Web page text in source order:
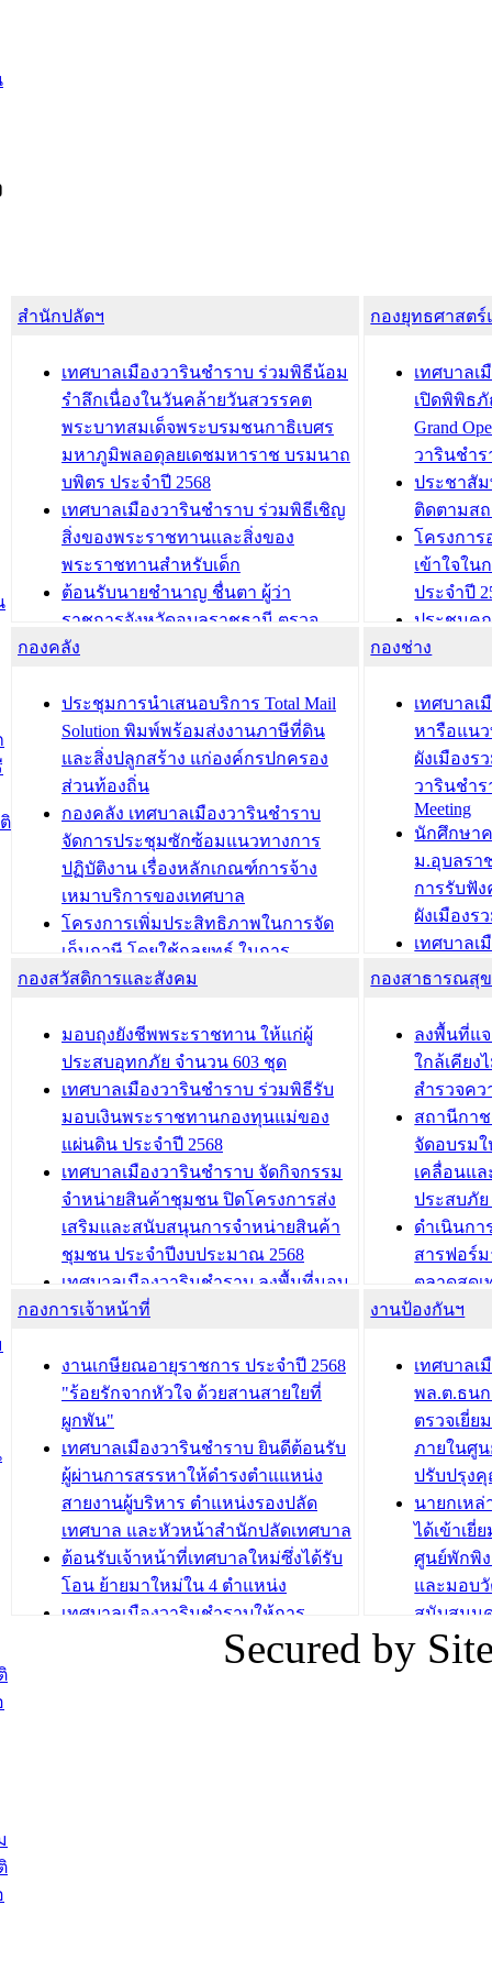
สำนักปลัดฯ
เทศบาลเมืองวารินชำราบ ร่วมพิธีน้อม
รำลึกเนื่องในวันคล้ายวันสวรรคต
พระบาทสมเด็จพระบรมชนกาธิเบศร
มหาภูมิพลอดุลยเดชมหาราช บรมนาถ
บพิตร ประจำปี 2568
เทศบาลเมืองวารินชำราบ ร่วมพิธีเชิญ
สิ่งของพระราชทานและสิ่งของ
พระราชทานสำหรับเด็ก
ต้อนรับนายชำนาญ ชื่นตา ผู้ว่า
ราชการจังหวัดอุบลราชธานี ตรวจ
ความเรียบร้อยของสถานที่ในการเตรี
องคมนตรี
สำนักทะเบียนท้องถิ่นเทศบาลเมือง
วารินชำราบ ดำเนินการมอบทะเบียน
บ้าน ทร.14 และบัตรประจำตัว
ประชาชนบุคคลประเภท 8 แก่บุคคลที่
ได้รับการเพิ่มชื่อในทะเบียนบ้าน
(ท.ร.14) กรณีคนไม่มีสัญชาติไทยได้รับ
อนุญาตให้มีถิ่นที่อยู่
ประชุมคณะกรรมการประเมินผลการ
ควบคุมภายในของ สำนัก/กอง/
โรงเรียน/ศูนย์พัฒนาเด็กเล็ก/สถานธนา
บทความ อื่นๆ ...
กองยุทธศาสต
เทศบาลเ
เปิดพิพิธภั
Grand
วารินชำร
ประชาสัม
ติดตามส
โครงกา
เข้าใจใน
ประจำปี
ประชุมค
ความเสี่ย
ประชุมที
ชีวา สร้า
ขับเคลื่อน
“เมืองแห่
บทความ อื่นๆ ...
กองคลัง
ประชุมการนำเสนอบริการ Total Mail
Solution พิมพ์พร้อมส่งงานภาษีที่ดิน
และสิ่งปลูกสร้าง แก่องค์กรปกครอง
ส่วนท้องถิ่น
กองคลัง เทศบาลเมืองวารินชำราบ
จัดการประชุมซักซ้อมแนวทางการ
ปฏิบัติงาน เรื่องหลักเกณฑ์การจ้าง
เหมาบริการของเทศบาล
โครงการเพิ่มประสิทธิภาพในการจัด
เก็บภาษี โดยใช้กลยุทธ์ ในการ
พัฒนาการจัดเก็บรายได้ ประจำปี พ.ศ.
เทศบาลเมืองวารินชำราบ ร่วมการ
ประชุมวิชาการระดับนานาชาติและ
นิทรรศการด้านนวัตกรรมท้องถิ่น 2568
และรับรางวัลทีมนักวิจัยดีเด่นจาก
นวัตกรรมโครงการทะเบียนภาษีป้าย
ประชุมผู้เช่าอาคารพาณิชย์ บริเวณ
ถนนเกษมสุขและถนนประทุมเทพภักดี
บทความ อื่นๆ ...
กองช่าง
เทศบาลเ
หารือแน
ผังเมืองร
วารินชำร
Meeting
นักศึกษา
ม.อุบลรา
การรับฟั
ผังเมืองร
เทศบาลเ
โครงการ
เทศบาล
รับฟังคว
ผังเมือง
วารินชำ
เทศบาล
ซักซ้อมแ
ประโยช
บทความ อื่นๆ ...
กองสวัสดิการและสังคม
มอบถุงยังชีพพระราชทาน ให้แก่ผู้
ประสบอุทกภัย จำนวน 603 ชุด
เทศบาลเมืองวารินชำราบ ร่วมพิธีรับ
มอบเงินพระราชทานกองทุนแม่ของ
แผ่นดิน ประจำปี 2568
เทศบาลเมืองวารินชำราบ จัดกิจกรรม
จำหน่ายสินค้าชุมชน ปิดโครงการส่ง
เสริมและสนับสนุนการจำหน่ายสินค้า
ชุมชน ประจำปีงบประมาณ 2568
เทศบาลเมืองวารินชำราบ ลงพื้นที่มอบ
น้ำดื่มแก่ผู้พักอาศัย ณ ศูนย์พักพิง
กองสวัสดิการสังคม เทศบาลเมือง
วารินชำราบ จัดโครงการอบรมอาชีพ
ระยะสั้น ประจำปี 2568 (หลักสูตรการ
ถักทอผลิตภัณฑ์จากถุงพลาสติก)
บทความ อื่นๆ ...
กองสาธารณสุ
ลงพื้นที่แ
ใกล้เคียง
สำรวจค
สถานีกา
จัดอบรม
เคลื่อนแ
ประสบภั
ดำเนินกา
สารฟอร์
ตลาดสดเ
วารินชำร
ถนนแก่เ
เด็กเล็ก
เทศบาลเ
ปรึกษาห
วัยของอ
บทความ อื่นๆ ...
กองการเจ้าหน้าที่
งานเกษียณอายุราชการ ประจำปี 2568
"ร้อยรักจากหัวใจ ด้วยสานสายใยที่
ผูกพัน"
เทศบาลเมืองวารินชำราบ ยินดีต้อนรับ
ผู้ผ่านการสรรหาให้ดำรงตำแแหน่ง
สายงานผู้บริหาร ตำแหน่งรองปลัด
เทศบาล และหัวหน้าสำนักปลัดเทศบาล
ต้อนรับเจ้าหน้าที่เทศบาลใหม่ซึ่งได้รับ
โอน ย้ายมาใหม่ใน 4 ตำแหน่ง
เทศบาลเมืองวารินชำราบให้การ
ต้อนรับพนักงานเทศบาลผู้ผ่านการ
สรรหาให้ดำรงตำแหน่งสายงานผู้
งานป้องกันฯ
เทศบาลเ
พล.ต.ธน
ตรวจเยี่ย
ภายในศู
ปรับปรุง
นายกเห
ได้เข้าเยี่
ศูนย์พักพิ
และมอบ
สนับสนุน
ภัยน้ำท่วม
ภาพบรร
Secured by